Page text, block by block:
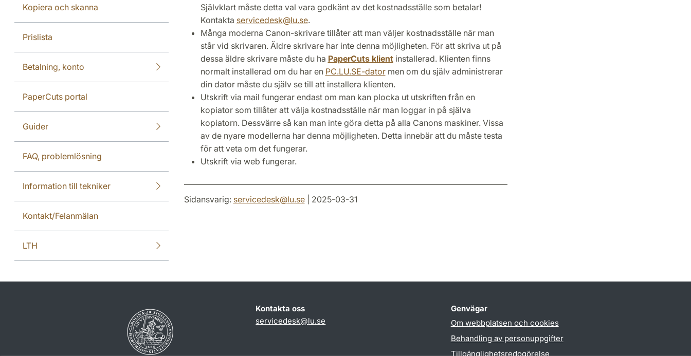
Kopiera och skanna
Prislista
Betalning, konto
PaperCuts portal
Guider
FAQ, problemlösning
Information till tekniker
Kontakt/Felanmälan
LTH
Självklart måste detta val vara godkänt av det kostnadsställe som betalar!
Kontakta servicedesk@lu.se.
Många moderna Canon-skrivare tillåter att man väljer kostnadsställe när man
står vid skrivaren. Äldre skrivare har inte denna möjligheten. För att skriva ut på
dessa äldre skrivare måste du ha PaperCuts klient installerad. Klienten finns
normalt installerad om du har en PC.LU.SE-datormen om du själv administrerar
din dator måste du själv se till att installera klienten.
Utskrift via mail fungerar endast om man kan plocka ut utskriften från en
kopiator som tillåter att välja kostnadsställe när man loggar in på själva
kopiatorn. Dessvärre så kan man inte göra detta på alla Canons maskiner. Vissa
av de nyare modellerna har denna möjligheten. Detta innebär att du måste testa
för att veta om det fungerar.
Utskrift via web fungerar.
Sidansvarig: servicedesk@lu.se| 2025-03-31
Kontakta oss
servicedesk@lu.se
Genvägar
Om webbplatsen och cookies
Behandling av personuppgifter
Tillgänglighetsredogörelse